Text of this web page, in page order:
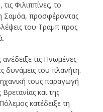
Φιλιππίνες, το
Σαμόα, προσφέροντας
του Τραμπ προς
τις Ηνωμένες
δυνάμεις του πλανήτη.
τους παραγωγή
και της
κατέδειξε τη